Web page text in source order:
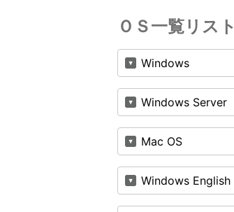
ＯＳ一覧リスト
Windows
Windows Server
Mac OS
Windows English